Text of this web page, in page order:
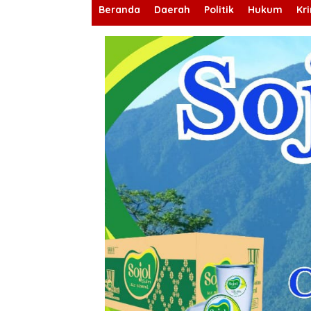
Beranda Daerah Politik Hukum